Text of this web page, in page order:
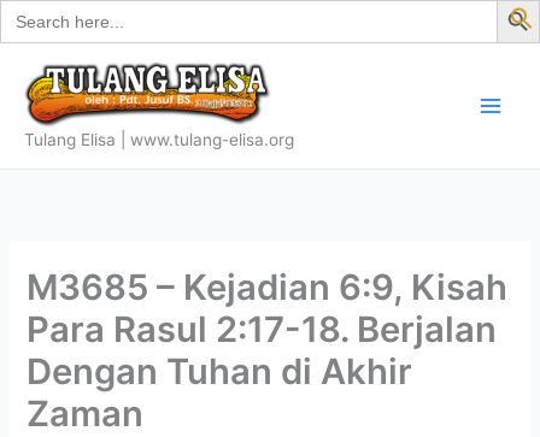
Search
for:
Skip
to
content
Tulang Elisa | www.tulang-elisa.org
M3685 – Kejadian 6:9, Kisah
Para Rasul 2:17-18. Berjalan
Dengan Tuhan di Akhir
Zaman